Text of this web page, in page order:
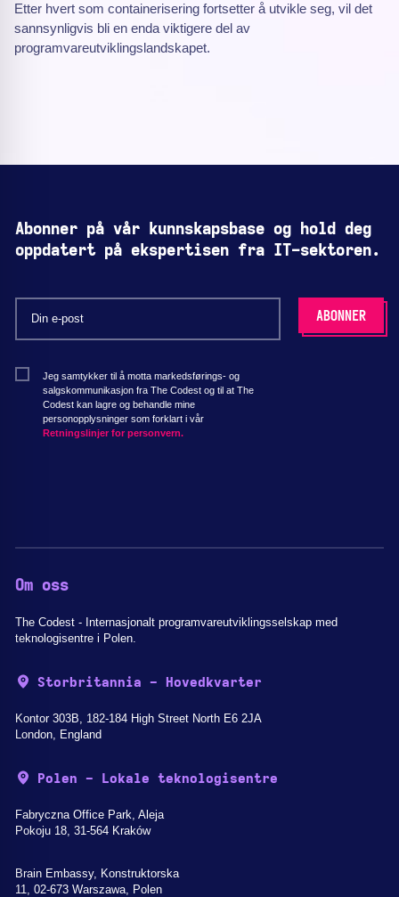
Etter hvert som containerisering fortsetter å utvikle seg, vil det
sannsynligvis bli en enda viktigere del av
programvareutviklingslandskapet.
Abonner på vår kunnskapsbase og hold deg
oppdatert på ekspertisen fra IT-sektoren.
Jeg samtykker til å motta markedsførings- og
salgskommunikasjon fra The Codest og til at The
Codest kan lagre og behandle mine
personopplysninger som forklart i vår
Retningslinjer for personvern.
Om oss
The Codest - Internasjonalt programvareutviklingsselskap med
teknologisentre i Polen.
Storbritannia - Hovedkvarter
Kontor 303B, 182-184 High Street North E6 2JA
London, England
Polen - Lokale teknologisentre
Fabryczna Office Park, Aleja
Pokoju 18, 31-564 Kraków
Brain Embassy, Konstruktorska
11, 02-673 Warszawa, Polen